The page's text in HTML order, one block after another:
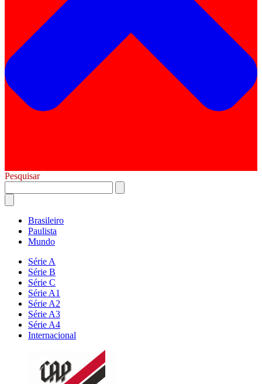
Pesquisar
Brasileiro
Paulista
Mundo
Série A
Série B
Série C
Série A1
Série A2
Série A3
Série A4
Internacional